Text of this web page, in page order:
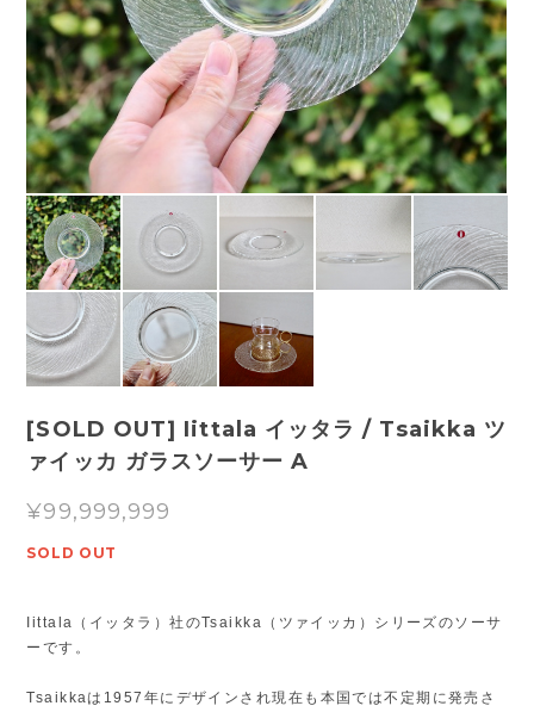
[SOLD OUT] Iittala イッタラ / Tsaikka ツ
ァイッカ ガラスソーサー A
¥99,999,999
SOLD OUT
Iittala（イッタラ）社のTsaikka（ツァイッカ）シリーズのソーサ
ーです。
Tsaikkaは1957年にデザインされ現在も本国では不定期に発売さ